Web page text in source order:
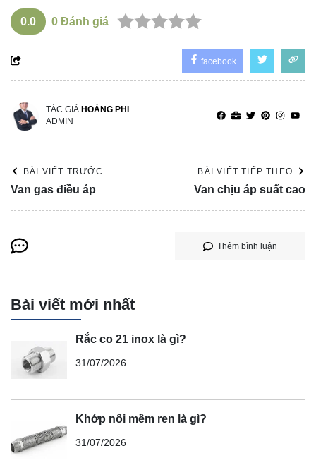
0.0 0 Đánh giá
facebook
TÁC GIẢ HOÀNG PHI
ADMIN
BÀI VIẾT TRƯỚC
Van gas điều áp
BÀI VIẾT TIẾP THEO
Van chịu áp suất cao
Thêm bình luận
Bài viết mới nhất
Rắc co 21 inox là gì?
31/07/2026
Khớp nối mềm ren là gì?
31/07/2026